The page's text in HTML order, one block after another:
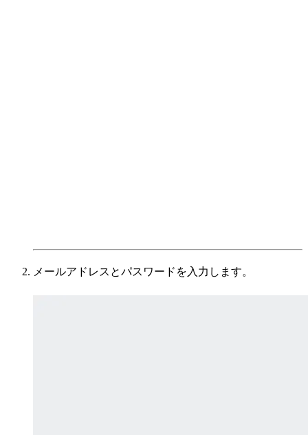
メールアドレスとパスワードを入力します。